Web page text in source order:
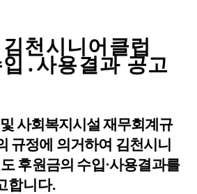
김천시니어클럽
․사용결과 공고
사회복지시설 재무회계규
규정에 의거하여 김천시니
후원금의 수입·사용결과를
합니다.